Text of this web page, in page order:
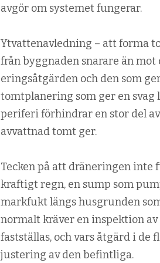
avgör om systemet fungerar.
Ytvattenavledning – att forma
från byggnaden snarare än
eringsåtgärden och den som
tomtplanering som ger en
periferi förhindrar en stor del
avvattnad tomt ger.
Tecken på att dräneringen
kraftigt regn, en sump som
markfukt längs husgrunden
normalt kräver en inspektion
fastställas, och vars åtgärd i de
justering av den befintliga.